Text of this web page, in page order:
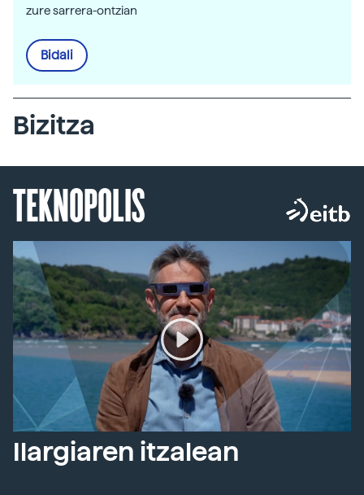
zure sarrera-ontzian
Bidali
Bizitza
TEKNOPOLIS
Ilargiaren itzalean